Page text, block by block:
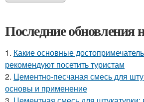
Последние обновления
1. Какие основные
рекомендуют посетить туристам
2. Цементно-песчаная смесь для
основы и применение